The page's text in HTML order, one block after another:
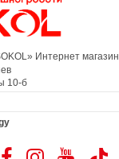
Интернет магазин
10-б